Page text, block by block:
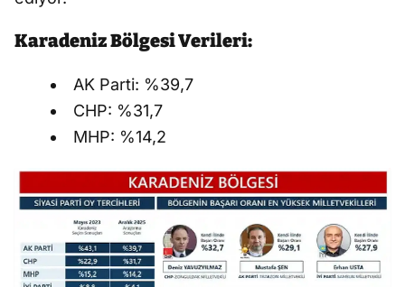
Karadeniz Bölgesi Verileri:
AK Parti: %39,7
CHP: %31,7
MHP: %14,2